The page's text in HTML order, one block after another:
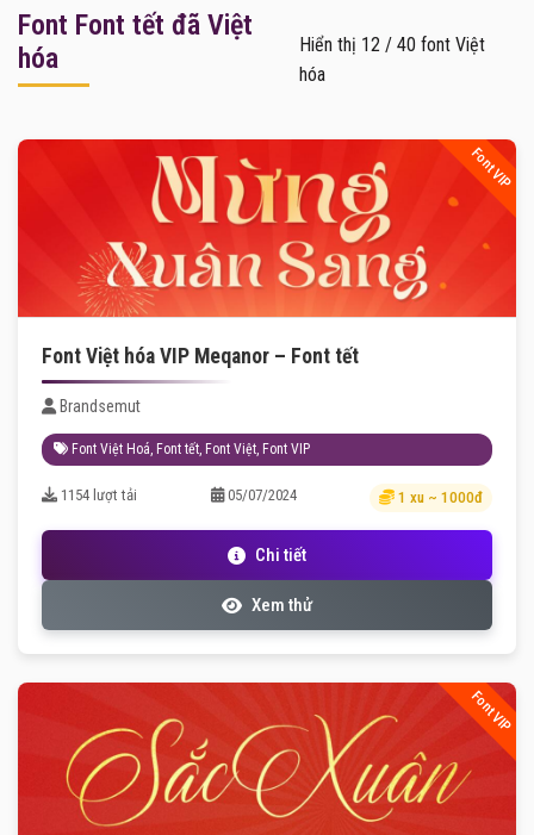
Font Font tết đã Việt
hóa
Hiển thị 12 / 40 font Việt
hóa
Font VIP
Font Việt hóa VIP Meqanor – Font tết
Brandsemut
Font Việt Hoá, Font tết, Font Việt, Font VIP
1154 lượt tải 05/07/2024 1 xu ~ 1000đ
Chi tiết
Xem thử
Font VIP